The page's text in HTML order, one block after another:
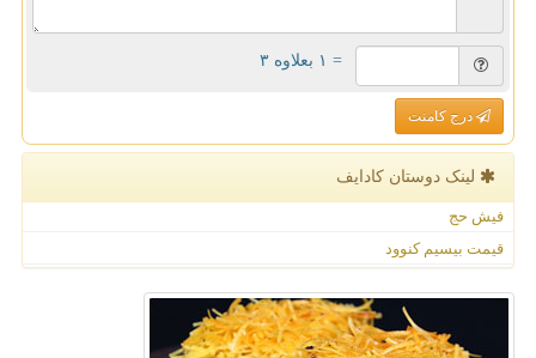
= ۱ بعلاوه ۳
درج کامنت
لینک دوستان كادایف
فیش حج
قیمت بیسیم کنوود